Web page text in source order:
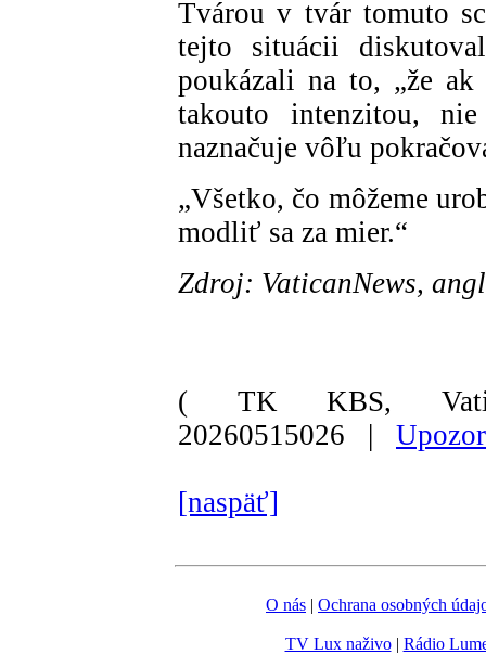
Tvárou v tvár tomuto
tejto situácii
poukázali na to, „že ak
takouto intenzitou,
naznačuje vôľu
„Všetko, čo môžeme
modliť sa za mier.“
Zdroj: VaticanNews,
( TK KBS,
20260515026 |
[naspäť]
O nás | Ochrana osobných
TV Lux naživo| Rádio